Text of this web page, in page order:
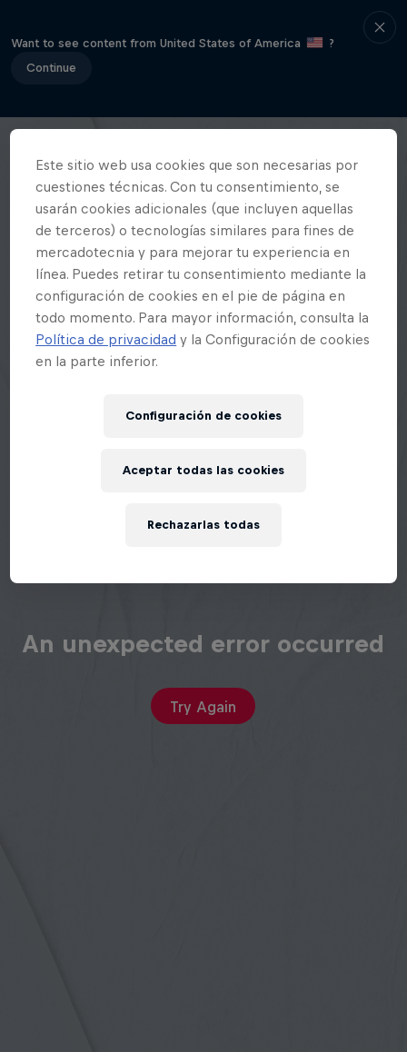
Want to see content from United States of America
?
Continue
An unexpected error occurred
Try Again
Este sitio web usa cookies que son necesarias por
cuestiones técnicas. Con tu consentimiento, se
usarán cookies adicionales (que incluyen aquellas
de terceros) o tecnologías similares para fines de
mercadotecnia y para mejorar tu experiencia en
línea. Puedes retirar tu consentimiento mediante la
configuración de cookies en el pie de página en
todo momento. Para mayor información, consulta la
Política de privacidad y la Configuración de cookies
en la parte inferior.
Configuración de cookies
Rechazarlas todas
Aceptar todas las cookies